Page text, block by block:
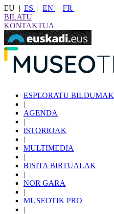
EU | ES | EN | FR
|
BILATU
KONTAKTUA
ESPLORATU BILDUMAK
|
AGENDA
|
ISTORIOAK
|
MULTIMEDIA
|
BISITA BIRTUALAK
|
NOR GARA
|
MUSEOTIK PRO
|